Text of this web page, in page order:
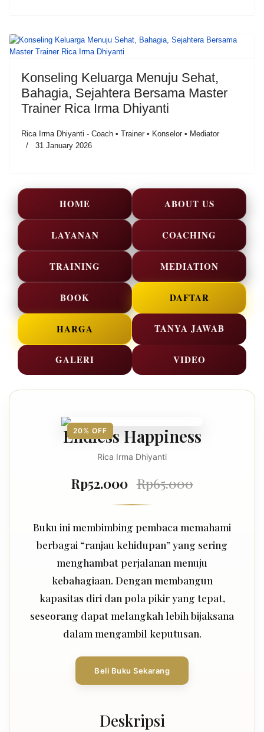
Konseling Keluarga Menuju Sehat,
Bahagia, Sejahtera Bersama Master
Trainer Rica Irma Dhiyanti
Rica Irma Dhiyanti - Coach • Trainer • Konselor • Mediator
31 January 2026
HOME ABOUT US
LAYANAN COACHING
TRAINING MEDIATION
BOOK DAFTAR
HARGA TANYA JAWAB
GALERI VIDEO
20% OFF
Endless Happiness
Rica Irma Dhiyanti
Rp52.000 Rp65.000
Buku ini membimbing pembaca memahami
berbagai “ranjau kehidupan” yang sering
menghambat perjalanan menuju
kebahagiaan. Dengan membangun
kapasitas diri dan pola pikir yang tepat,
seseorang dapat melangkah lebih bijaksana
dalam mengambil keputusan.
Beli Buku Sekarang
Deskripsi